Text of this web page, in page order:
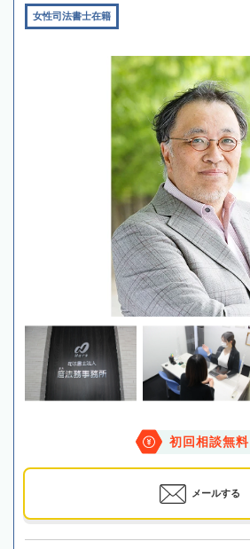
女性司法書士在籍
初回相談無料
メールする